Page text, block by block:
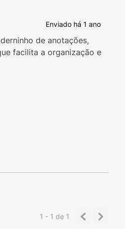
Enviado há 1 ano
de anotações,
facilita a organização e
1 - 1de 1